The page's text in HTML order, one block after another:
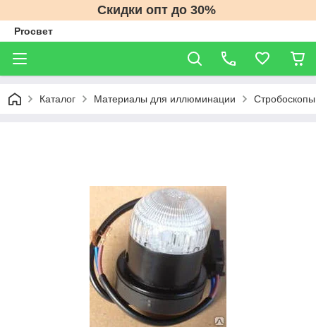
Скидки опт до 30%
Proсвет
Каталог Материалы для иллюминации